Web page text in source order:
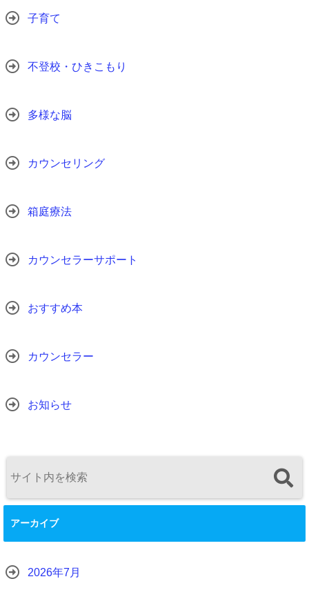
子育て
不登校・ひきこもり
多様な脳
カウンセリング
箱庭療法
カウンセラーサポート
おすすめ本
カウンセラー
お知らせ
アーカイブ
2026年7月